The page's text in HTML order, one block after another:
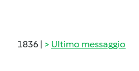
1836 | Ultimo messaggio